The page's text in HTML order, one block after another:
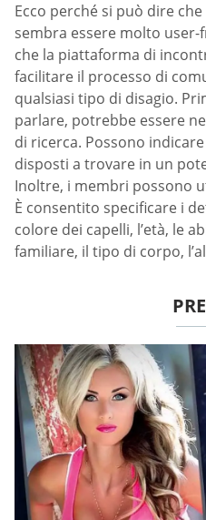
Ecco perché si può dire
sembra essere molto user-
che la piattaforma di
facilitare il processo di
qualsiasi tipo di disagio.
parlare, potrebbe essere
di ricerca. Possono
disposti a trovare in un
Inoltre, i membri possono
È consentito specificare i
colore dei capelli, l’età, le
familiare, il tipo di corpo,